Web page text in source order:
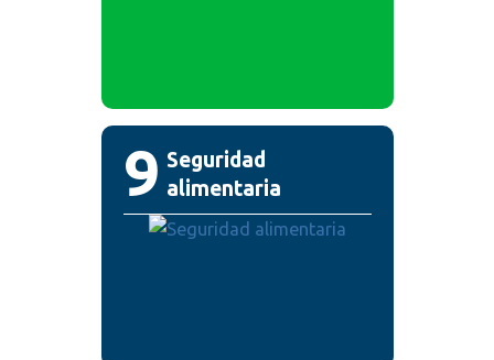
9 Seguridad
alimentaria